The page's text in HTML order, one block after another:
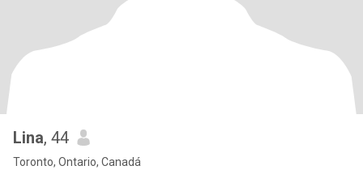
Lina, 44
Toronto, Ontario, Canadá